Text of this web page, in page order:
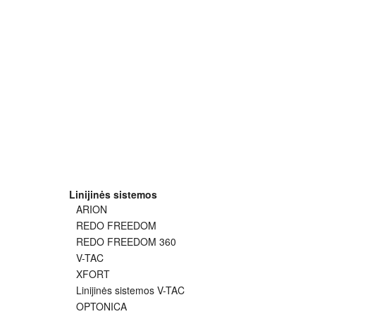
Linijinės sistemos
ARION
REDO FREEDOM
REDO FREEDOM 360
V-TAC
XFORT
Linijinės sistemos V-TAC
OPTONICA